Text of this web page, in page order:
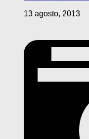
13 agosto, 2013